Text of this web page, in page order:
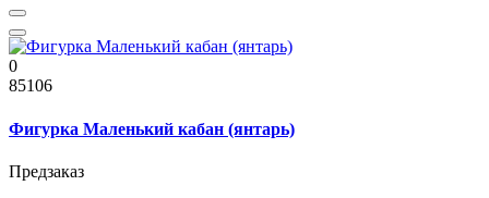
0
85106
Фигурка Маленький кабан (янтарь)
Предзаказ